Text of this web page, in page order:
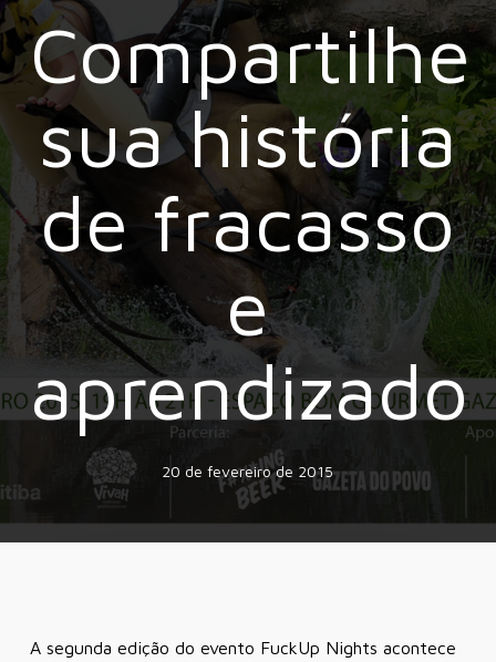
Compartilhe
sua história
de fracasso
e
aprendizado
20 de fevereiro de 2015
A segunda edição do evento FuckUp Nights acontece